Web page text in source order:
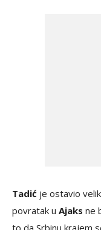
Tadić je ostavio
povratak u Ajaks ne